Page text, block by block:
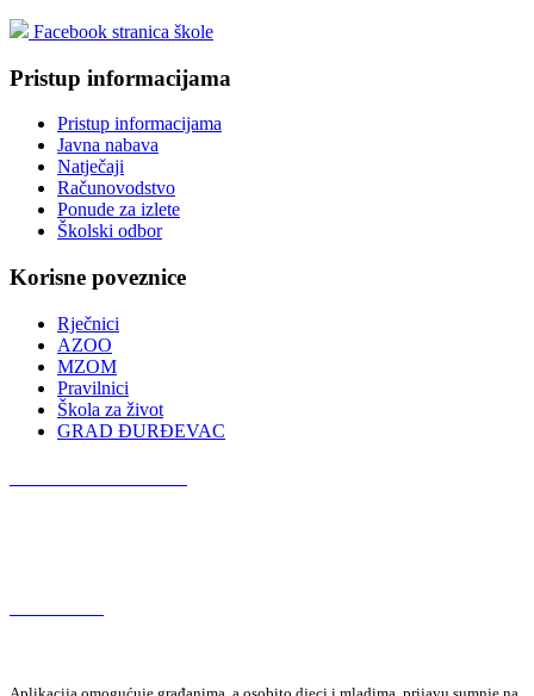
Facebook stranica škole
Pristup informacijama
Pristup informacijama
Javna nabava
Natječaji
Računovodstvo
Ponude za izlete
Školski odbor
Korisne poveznice
Rječnici
AZOO
MZOM
Pravilnici
Škola za život
GRAD ĐURĐEVAC